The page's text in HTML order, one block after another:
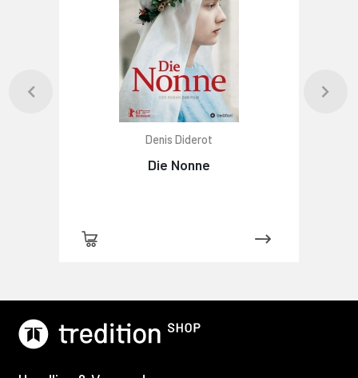
Denis Diderot
Die Nonne